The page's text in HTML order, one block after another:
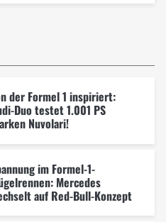
der Formel 1 inspiriert:
Duo testet 1.001 PS
Nuvolari!
im Formel-1-
Mercedes
auf Red-Bull-Konzept